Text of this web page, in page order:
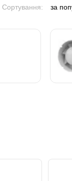
Сортування: за